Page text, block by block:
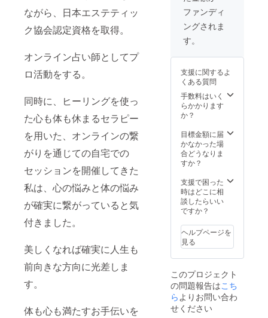
ながら、日本エステティッ
ク協会認定資格を取得。
オンライン占い師としてプ
ロ活動をする。
同時に、ヒーリングを使っ
た心も体も休まるセラピー
を用いた、オンラインの繋
がりを通じての自宅での
セッションを開催してきた
私は、心の悩みと体の悩み
が確実に繋がっていると気
付きました。
美しくなれば確実に人生も
前向きな方向に光差しま
す。
体も心も満たすお手伝いを
ファンディ
ングされま
す。
支援に関するよ
くある質問
手数料はいく
らかかります
か？
目標金額に届
かなかった場
合どうなりま
すか？
支援で困った
時はどこに相
談したらいい
ですか？
ヘルプページを
見る
このプロジェクト
の問題報告はこち
ら よりお問い合わ
せください